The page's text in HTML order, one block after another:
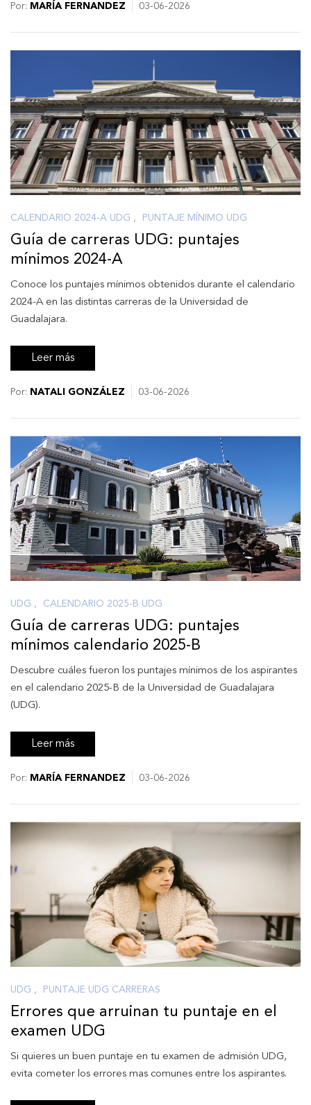
Por: MARÍA FERNANDEZ 03-06-2026
CALENDARIO 2024-A UDG , PUNTAJE MÍNIMO UDG
Guía de carreras UDG: puntajes
mínimos 2024-A
Conoce los puntajes mínimos obtenidos durante el calendario
2024-A en las distintas carreras de la Universidad de
Guadalajara.
Leer más
Por: NATALI GONZÁLEZ 03-06-2026
UDG , CALENDARIO 2025-B UDG
Guía de carreras UDG: puntajes
mínimos calendario 2025-B
Descubre cuáles fueron los puntajes mínimos de los aspirantes
en el calendario 2025-B de la Universidad de Guadalajara
(UDG).
Leer más
Por: MARÍA FERNANDEZ 03-06-2026
UDG , PUNTAJE UDG CARRERAS
Errores que arruinan tu puntaje en el
examen UDG
Si quieres un buen puntaje en tu examen de admisión UDG,
evita cometer los errores mas comunes entre los aspirantes.